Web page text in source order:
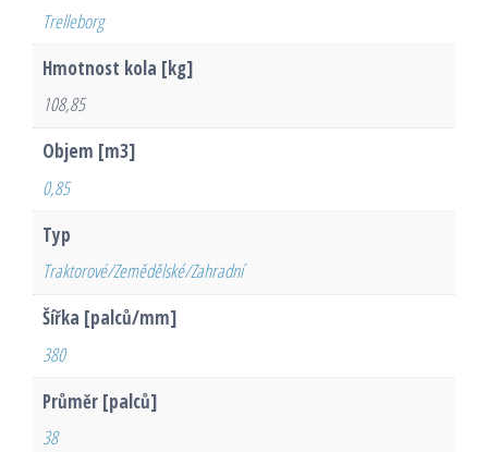
Trelleborg
Hmotnost kola [kg]
108,85
Objem [m3]
0,85
Typ
Traktorové/Zemědělské/Zahradní
Šířka [palců/mm]
380
Průměr [palců]
38